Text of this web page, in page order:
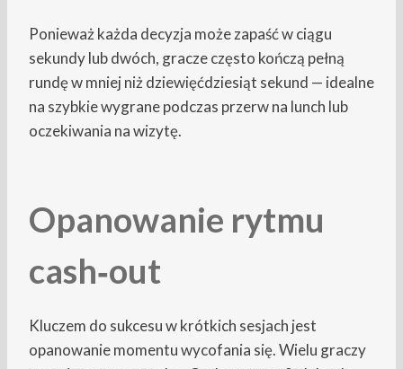
Ponieważ każda decyzja może zapaść w ciągu
sekundy lub dwóch, gracze często kończą pełną
rundę w mniej niż dziewięćdziesiąt sekund — idealne
na szybkie wygrane podczas przerw na lunch lub
oczekiwania na wizytę.
Opanowanie rytmu
cash‑out
Kluczem do sukcesu w krótkich sesjach jest
opanowanie momentu wycofania się. Wielu graczy